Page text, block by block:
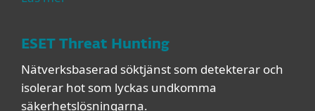
ESET Threat Hunting
Nätverksbaserad söktjänst som detekterar och
isolerar hot som lyckas undkomma
säkerhetslösningarna.